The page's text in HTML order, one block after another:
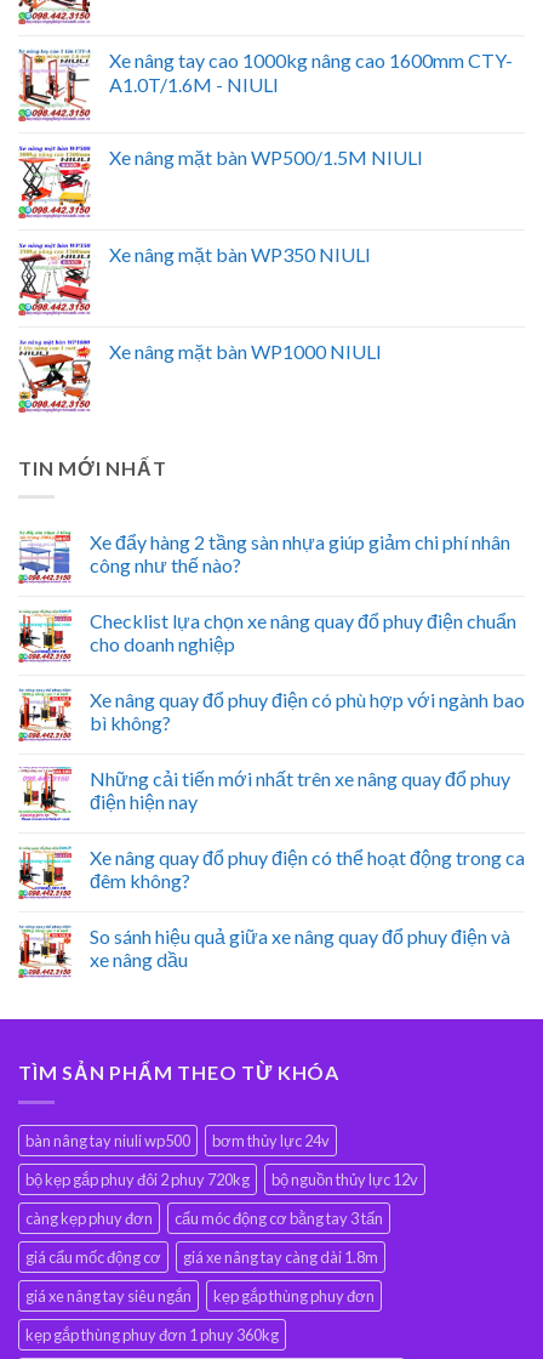
Xe nâng tay cao 1000kg nâng cao 1600mm CTY-
A1.0T/1.6M - NIULI
Xe nâng mặt bàn WP500/1.5M NIULI
Xe nâng mặt bàn WP350 NIULI
Xe nâng mặt bàn WP1000 NIULI
TIN MỚI NHẤT
Xe đẩy hàng 2 tầng sàn nhựa giúp giảm chi phí nhân
công như thế nào?
Checklist lựa chọn xe nâng quay đổ phuy điện chuẩn
cho doanh nghiệp
Xe nâng quay đổ phuy điện có phù hợp với ngành bao
bì không?
Những cải tiến mới nhất trên xe nâng quay đổ phuy
điện hiện nay
Xe nâng quay đổ phuy điện có thể hoạt động trong ca
đêm không?
So sánh hiệu quả giữa xe nâng quay đổ phuy điện và
xe nâng dầu
TÌM SẢN PHẨM THEO TỪ KHÓA
bàn nâng tay niuli wp500
bơm thủy lực 24v
bộ kẹp gắp phuy đôi 2 phuy 720kg
bộ nguồn thủy lực 12v
càng kẹp phuy đơn
cẩu móc động cơ bằng tay 3 tấn
giá cẩu mốc động cơ
giá xe nâng tay càng dài 1.8m
giá xe nâng tay siêu ngắn
kẹp gắp thùng phuy đơn
kẹp gắp thùng phuy đơn 1 phuy 360kg